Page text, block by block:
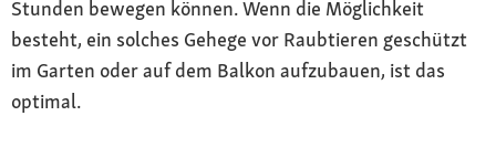
Stunden bewegen können. Wenn die Möglichkeit
besteht, ein solches Gehege vor Raubtieren geschützt
im Garten oder auf dem Balkon aufzubauen, ist das
optimal.